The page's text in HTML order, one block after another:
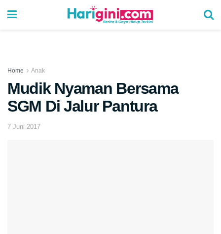
Home Anak
Mudik Nyaman Bersama
SGM Di Jalur Pantura
7 Juni 2017